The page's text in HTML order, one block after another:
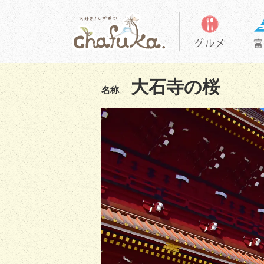
名称 大石寺の桜